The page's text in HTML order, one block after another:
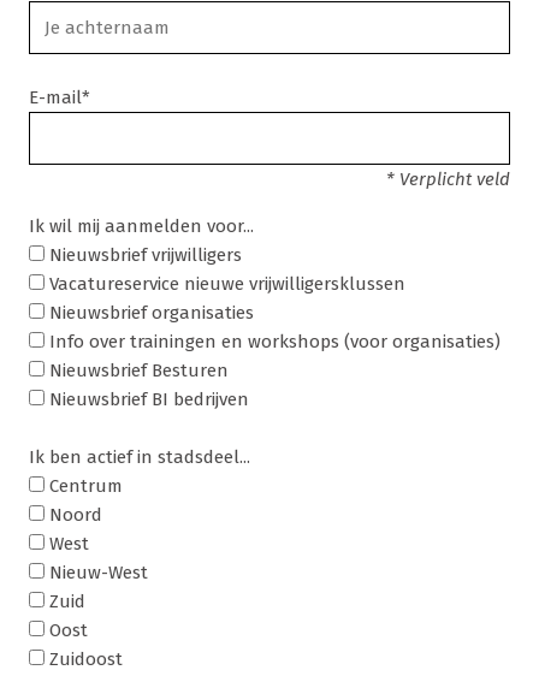
E-mail*
* Verplicht veld
Ik wil mij aanmelden voor...
Nieuwsbrief vrijwilligers
Vacatureservice nieuwe vrijwilligersklussen
Nieuwsbrief organisaties
Info over trainingen en workshops (voor organisaties)
Nieuwsbrief Besturen
Nieuwsbrief BI bedrijven
Ik ben actief in stadsdeel...
Centrum
Noord
West
Nieuw-West
Zuid
Oost
Zuidoost